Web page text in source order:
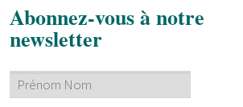
Abonnez-vous à notre
newsletter